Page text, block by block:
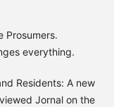
Prosumers.
everything.
Residents: A new
Jornal on the